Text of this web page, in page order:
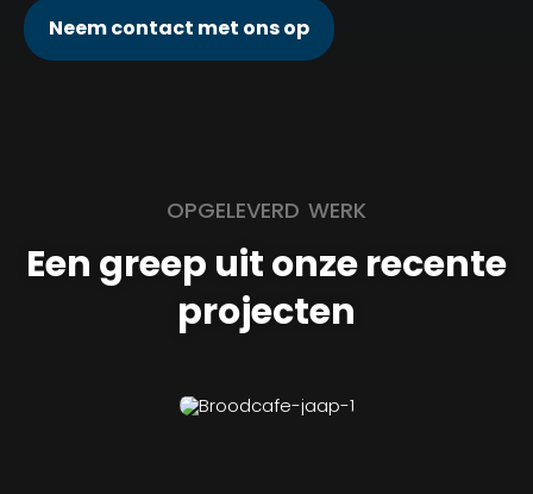
Neem contact met ons op
OPGELEVERD WERK
Een greep uit onze recente
projecten